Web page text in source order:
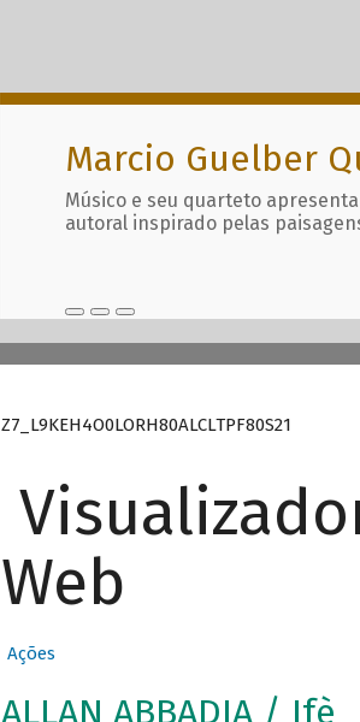
Marcio Guelber
Músico e seu quarteto
autoral inspirado pelas
Z7_L9KEH4O0LORH80ALCLTPF80S21
Web
Ações
ALLAN ABBADIA / Ifè